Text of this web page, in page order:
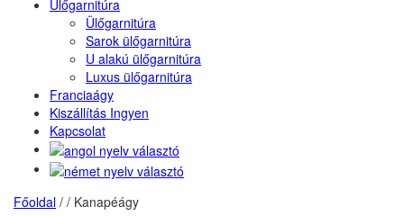
Ülőgarnitúra
Ülőgarnitúra
Sarok ülőgarnitúra
U alakú ülőgarnitúra
Luxus ülőgarnitúra
Franciaágy
Kiszállítás Ingyen
Kapcsolat
Főoldal / / Kanapéágy